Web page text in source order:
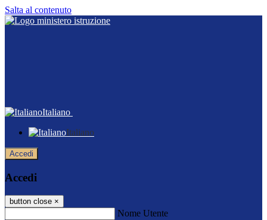
Salta al contenuto
Italiano
Italiano
Accedi
Accedi
button close ×
Nome Utente